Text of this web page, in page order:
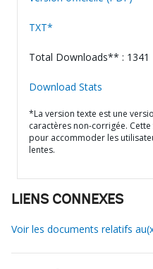
TXT*
Total Downloads** : 1341
Download Stats
*La version texte est une
caractères non-corrigée.
pour accommoder les
lentes.
LIENS CONNEXES
Voir les documents relatifs